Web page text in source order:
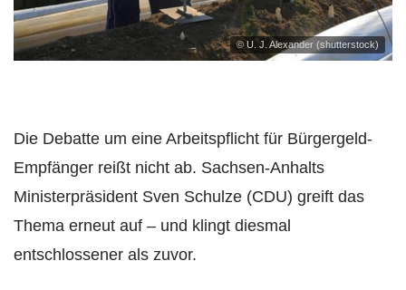
© U. J. Alexander (shutterstock)
Die Debatte um eine Arbeitspflicht für Bürgergeld-
Empfänger reißt nicht ab. Sachsen-Anhalts
Ministerpräsident Sven Schulze (CDU) greift das
Thema erneut auf – und klingt diesmal
entschlossener als zuvor.